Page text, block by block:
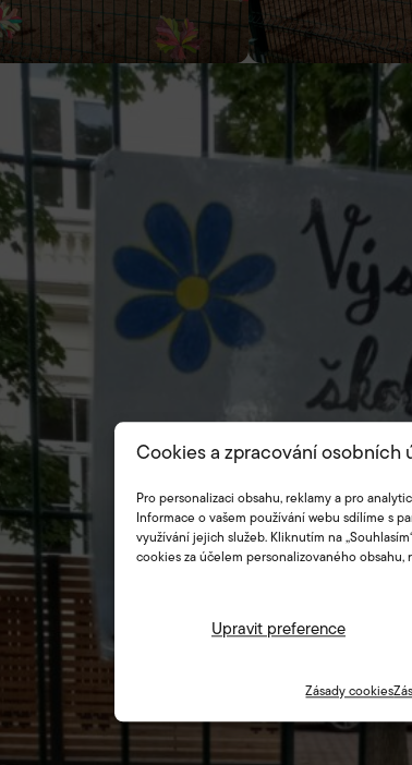
Cookies a zpracování osobních
Pro personalizaci obsahu, reklamy a pro
Informace o vašem používání webu sdílíme s
využívání jejich služeb. Kliknutím na
cookies za účelem personalizovaného obsahu,
Upravit preference
Zásady cookies